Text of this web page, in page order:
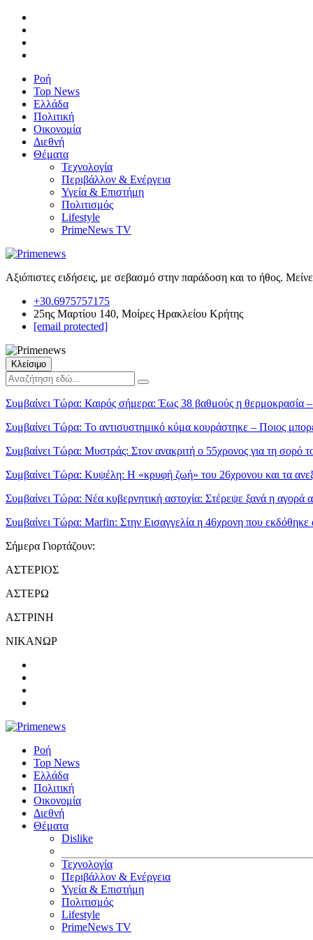
Ροή
Top News
Ελλάδα
Πολιτική
Οικονομία
Διεθνή
Θέματα
Τεχνολογία
Περιβάλλον & Ενέργεια
Υγεία & Επιστήμη
Πολιτισμός
Lifestyle
PrimeNews TV
Αξιόπιστες ειδήσεις, με σεβασμό στην παράδοση και το ήθος.
+30.6975757175
25ης Μαρτίου 140, Μοίρες Ηρακλείου Κρήτης
[email protected]
Κλείσιμο
Συμβαίνει Τώρα: Καιρός σήμερα: Έως 38 βαθμούς η θερμοκρασία
Συμβαίνει Τώρα: Το αντισυστημικό κύμα κουράστηκε – Ποιος
Συμβαίνει Τώρα: Μυστράς: Στον ανακριτή ο 55χρονος για τη σορό
Συμβαίνει Τώρα: Κυψέλη: Η «κρυφή ζωή» του 26χρονου και τα
Συμβαίνει Τώρα: Νέα κυβερνητική αστοχία: Στέρεψε ξανά η αγορά
Συμβαίνει Τώρα: Marfin: Στην Εισαγγελία η 46χρονη που εκδόθηκε
Σήμερα Γιορτάζουν:
ΑΣΤΕΡΙΟΣ
ΑΣΤΕΡΩ
ΑΣΤΡΙΝΗ
ΝΙΚΑΝΩΡ
Ροή
Top News
Ελλάδα
Πολιτική
Οικονομία
Διεθνή
Θέματα
Dislike
Τεχνολογία
Περιβάλλον & Ενέργεια
Υγεία & Επιστήμη
Πολιτισμός
Lifestyle
PrimeNews TV